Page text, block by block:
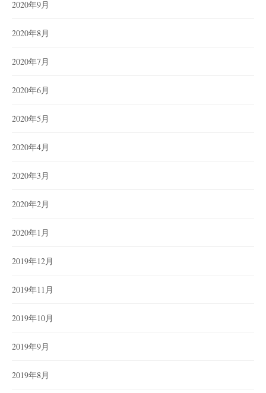
2020年9月
2020年8月
2020年7月
2020年6月
2020年5月
2020年4月
2020年3月
2020年2月
2020年1月
2019年12月
2019年11月
2019年10月
2019年9月
2019年8月